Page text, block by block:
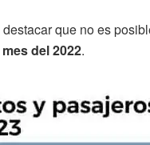
que no es
del 2022.